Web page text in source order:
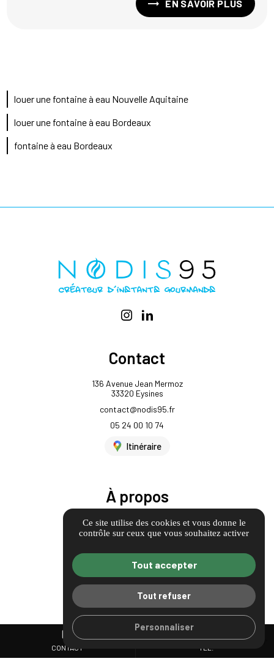
EN SAVOIR PLUS
louer une fontaine à eau Nouvelle Aquitaine
louer une fontaine à eau Bordeaux
fontaine à eau Bordeaux
mail
CONTACT TÉL.
Contact
136 Avenue Jean Mermoz
33320 Eysines
contact@nodis95.fr
05 24 00 10 74
Itinéraire
À propos
Informations complémentaires
Mentions légales
Politique de confidentialité
Guide Local
Gestion des cookies
Ce site utilise des cookies et vous donne le
contrôle sur ceux que vous souhaitez activer
Tout accepter
Tout refuser
Personnaliser